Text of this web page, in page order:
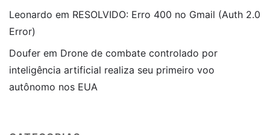
Leonardo em RESOLVIDO: Erro 400 no Gmail (Auth 2.0
Error)
Doufer em Drone de combate controlado por
inteligência artificial realiza seu primeiro voo
autônomo nos EUA